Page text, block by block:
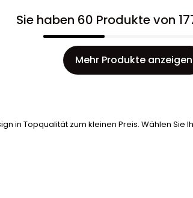
Sie haben 60 Produkte von
Mehr Produkte anzeigen
in Topqualität zum kleinen Preis. Wählen Sie